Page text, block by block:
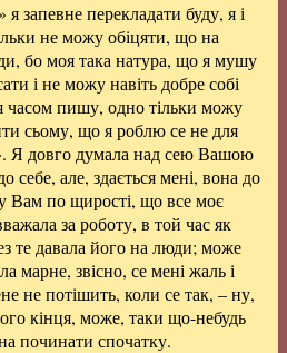
я запевне перекладати буду, я і
не можу обіцяти, що на
бо моя така натура, що я мушу
і не можу навіть добре собі
часом пишу, одно тільки можу
сьому, що я роблю се не для
Я довго думала над сею Вашою
себе, але, здається мені, вона до
Вам по щирості, що все моє
за роботу, в той час як
те давала його на люди; може
марне, звісно, се мені жаль і
не потішить, коли се так, – ну,
кінця, може, таки що-небудь
починати спочатку.